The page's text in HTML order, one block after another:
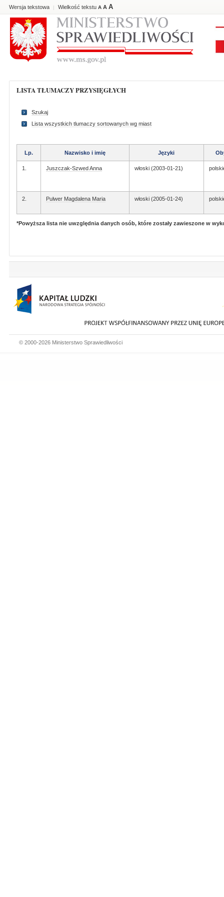
Wersja tekstowa | Wielkość tekstu A A A
LISTA TŁUMACZY PRZYSIĘGŁYCH
Szukaj
Lista wszystkich tlumaczy sortowanych wg miast
Lp. Nazwisko i imię Języki
1. Juszczak-Szwed Anna włoski (2003-01-21)
2. Pulwer Magdalena Maria włoski (2005-01-24)
*Powyższa lista nie uwzględnia danych osób, które zostały zawieszone w
© 2000-2026 Ministerstwo Sprawiedliwości